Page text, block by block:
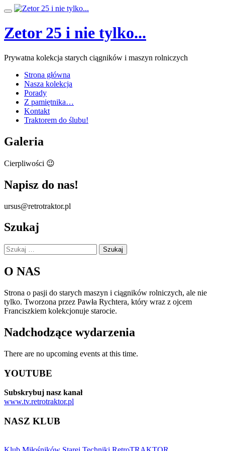
Przeskocz
treści
Przełącz
Zetor 25 i nie tylko...
Prywatna kolekcja starych ciągników i maszyn rolniczych
Strona główna
Nasza kolekcja
Porady
Z pamiętnika…
Kontakt
Traktorem do ślubu!
Galeria
Cierpliwości 😉
Napisz do nas!
ursus@retrotraktor.pl
Szukaj
Szukaj:
O NAS
Strona o pasji do starych maszyn i ciągników rolniczych, ale nie
tylko. Tworzona przez Pawła Rychtera, który wraz z ojcem
Franciszkiem kolekcjonuje starocie.
Nadchodzące wydarzenia
There are no upcoming events at this time.
YOUTUBE
Subskrybuj nasz kanał
www.tv.retrotraktor.pl
NASZ KLUB